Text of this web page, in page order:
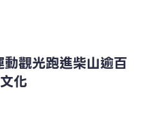
觀光跑進柴山逾百
化